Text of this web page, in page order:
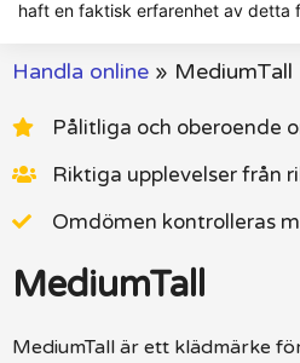
haft en faktisk erfarenhet av detta
Handla online » MediumTall
Pålitliga och oberoende
Riktiga upplevelser från
Omdömen kontrolleras
MediumTall
MediumTall är ett klädmärke